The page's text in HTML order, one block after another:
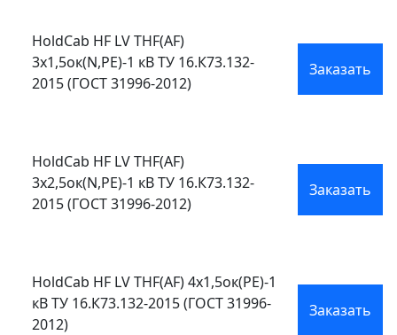
HoldCab HF LV THF(АF)
3х1,5ок(N,PE)-1 кВ ТУ 16.К73.132-
2015 (ГОСТ 31996-2012)
Заказать
HoldCab HF LV THF(АF)
3х2,5ок(N,PE)-1 кВ ТУ 16.К73.132-
2015 (ГОСТ 31996-2012)
Заказать
HoldCab HF LV THF(АF) 4х1,5ок(PE)-1
кВ ТУ 16.К73.132-2015 (ГОСТ 31996-
2012)
Заказать